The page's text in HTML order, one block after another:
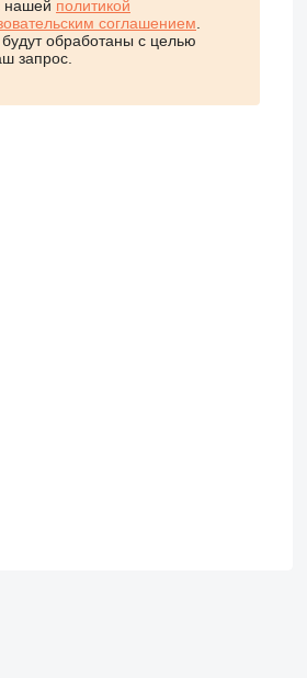
нашей политикой
соглашением
обработаны с целью
запрос.